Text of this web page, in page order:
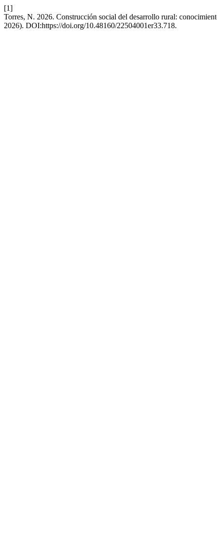
[1]
Torres, N. 2026. Construcción social del desarrollo rural:
2026). DOI:https://doi.org/10.48160/22504001er33.718.